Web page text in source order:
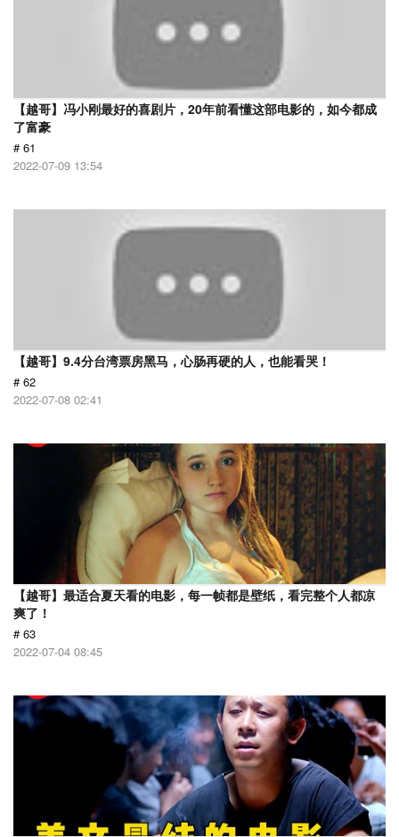
【越哥】冯小刚最好的喜剧片，20年前看懂这部电影的，如今都成
了富豪
# 61
2022-07-09 13:54
【越哥】9.4分台湾票房黑马，心肠再硬的人，也能看哭！
# 62
2022-07-08 02:41
【越哥】最适合夏天看的电影，每一帧都是壁纸，看完整个人都凉
爽了！
# 63
2022-07-04 08:45